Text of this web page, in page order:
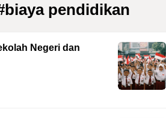
pendidikan